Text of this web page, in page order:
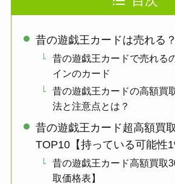
昔の遊戯王カードは売れる？
昔の遊戯王カードで売れる
インのカード
昔の遊戯王カードの高額買
法と注意点とは？
昔の遊戯王カード超高額買
TOP10【持っている可能性
昔の遊戯王カード高額買取
取価格表】